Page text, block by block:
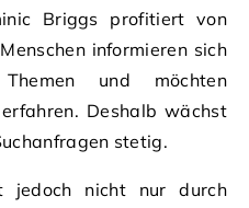
Briggs profitiert von
informieren sich
und möchten
Deshalb wächst
stetig.
jedoch nicht nur durch